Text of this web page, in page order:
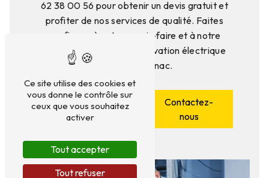
62 38 00 56 pour obtenir un devis gratuit et
profiter de nos services de qualité. Faites
confiance à notre savoir-faire et à notre
expérience pour une rénovation électrique
réussie à Cognac.
En savoir
plus
Contactez-
nous
Ce site utilise des cookies et
vous donne le contrôle sur
ceux que vous souhaitez
activer
Tout accepter
Tout refuser